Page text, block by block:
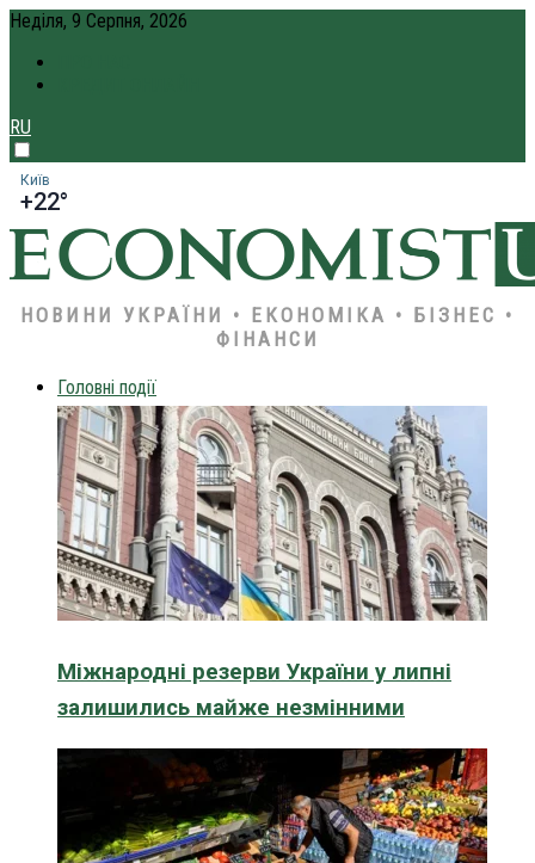
Неділя, 9 Серпня, 2026
RU
Київ
+22°
НОВИНИ УКРАЇНИ • ЕКОНОМІКА • БІЗНЕС •
ФІНАНСИ
Головні події
Міжнародні резерви України у липні
залишились майже незмінними